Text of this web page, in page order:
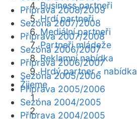
Business partneři
Hrdí partneři
Mediální partneři
Partneři mládeže
Reklamní nabídka
Hrdý partner - nabídka
Žijeme
Příprava 2008/2009
Sezóna 2007/2008
Příprava 2007/2008
Sezóna 2006/2007
Příprava 2006/2007
Sezóna 2005/2006
Příprava 2005/2006
Sezóna 2004/2005
Příprava 2004/2005